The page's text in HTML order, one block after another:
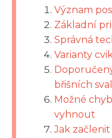
Význam
Základní
Správná
Varianty
břišních
Možné
vyhnout
Jak